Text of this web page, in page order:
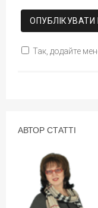
Так, додайте
АВТОР СТАТТІ